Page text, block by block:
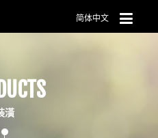
简体中文
潢